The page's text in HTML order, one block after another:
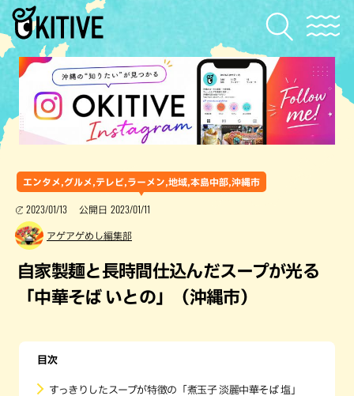
エンタメ,グルメ,テレビ,ラーメン,地域,本島中部,沖縄市
2023/01/13 公開日 2023/01/11
アゲアゲめし編集部
自家製麺と長時間仕込んだスープが光る
「中華そば いとの」（沖縄市）
目次
すっきりしたスープが特徴の「煮玉子 淡麗中華そば 塩」